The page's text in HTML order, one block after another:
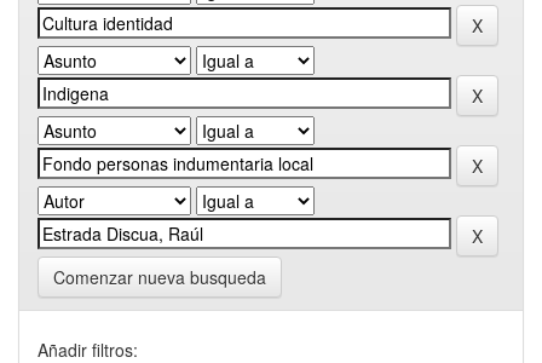
Comenzar nueva busqueda
Añadir filtros: